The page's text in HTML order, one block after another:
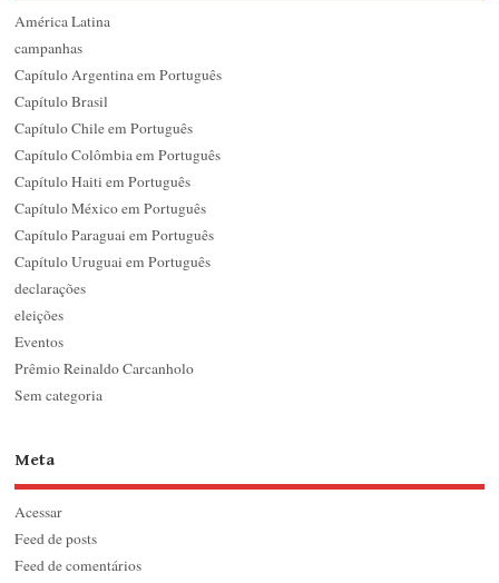
América Latina
campanhas
Capítulo Argentina em Português
Capítulo Brasil
Capítulo Chile em Português
Capítulo Colômbia em Português
Capítulo Haiti em Português
Capítulo México em Português
Capítulo Paraguai em Português
Capítulo Uruguai em Português
declarações
eleições
Eventos
Prêmio Reinaldo Carcanholo
Sem categoria
Meta
Acessar
Feed de posts
Feed de comentários